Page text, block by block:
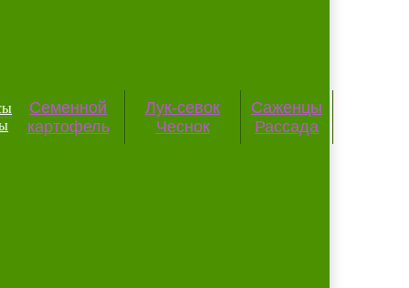
Семенной
картофель
Лук-севок
Чеснок
Саженцы
Рассада